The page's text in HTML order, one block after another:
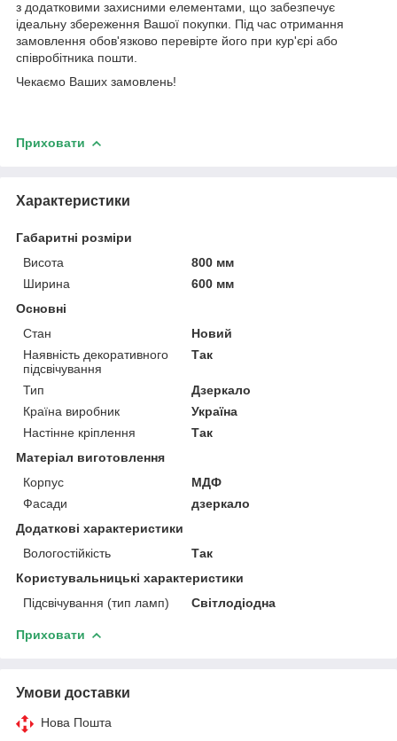
з додатковими захисними елементами, що забезпечує
ідеальну збереження Вашої покупки. Під час отримання
замовлення обов'язково перевірте його при кур'єрі або
співробітника пошти.
Чекаємо Ваших замовлень!
Приховати
Характеристики
Габаритні розміри
Висота
800 мм
Ширина
600 мм
Основні
Стан
Новий
Наявність декоративного
підсвічування
Так
Тип
Дзеркало
Країна виробник
Україна
Настінне кріплення
Так
Матеріал виготовлення
Корпус
МДФ
Фасади
дзеркало
Додаткові характеристики
Вологостійкість
Так
Користувальницькі характеристики
Підсвічування (тип ламп)
Світлодіодна
Приховати
Умови доставки
Нова Пошта